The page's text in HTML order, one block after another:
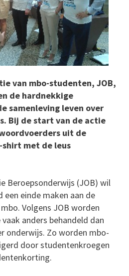
van mbo-studenten, JOB,
de hardnekkige
samenleving leven over
Bij de start van de actie
uit de
shirt met de leus
Beroepsonderwijs (JOB) wil
einde maken aan de
Volgens JOB worden
anders behandeld dan
onderwijs. Zo worden mbo-
door studentenkroegen